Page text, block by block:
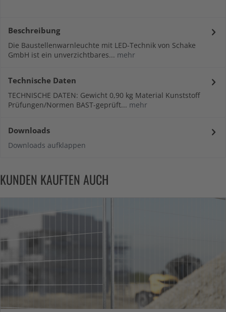
Beschreibung
Die Baustellenwarnleuchte mit LED-Technik von Schake
GmbH ist ein unverzichtbares... mehr
Technische Daten
TECHNISCHE DATEN: Gewicht 0,90 kg Material Kunststoff
Prüfungen/Normen BAST-geprüft... mehr
Downloads
Downloads aufklappen
KUNDEN KAUFTEN AUCH